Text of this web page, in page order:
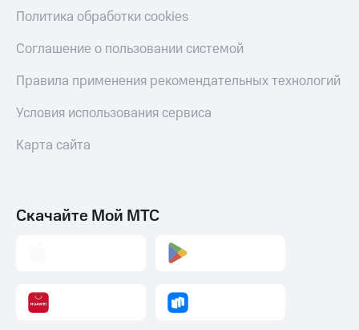
Политика обработки cookies
Соглашение о пользовании системой
Правила применения рекомендательных технологий
Условия использования сервиса
Карта сайта
Скачайте Мой МТС